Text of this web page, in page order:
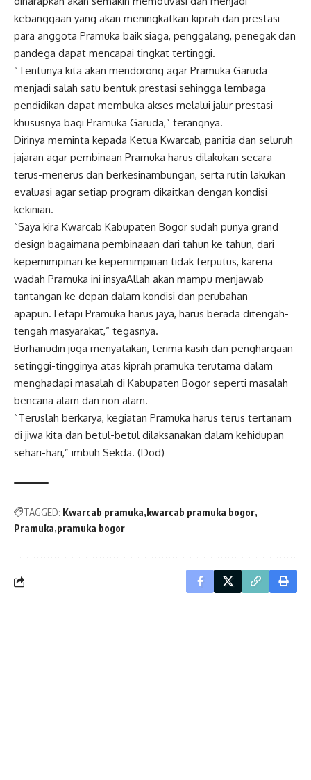
kebanggaan yang akan meningkatkan kiprah dan prestasi
para anggota Pramuka baik siaga, penggalang, penegak dan
pandega dapat mencapai tingkat tertinggi.
“Tentunya kita akan mendorong agar Pramuka Garuda
menjadi salah satu bentuk prestasi sehingga lembaga
pendidikan dapat membuka akses melalui jalur prestasi
khususnya bagi Pramuka Garuda,” terangnya.
Dirinya meminta kepada Ketua Kwarcab, panitia dan seluruh
jajaran agar pembinaan Pramuka harus dilakukan secara
terus-menerus dan berkesinambungan, serta rutin lakukan
evaluasi agar setiap program dikaitkan dengan kondisi
kekinian.
“Saya kira Kwarcab Kabupaten Bogor sudah punya grand
design bagaimana pembinaaan dari tahun ke tahun, dari
kepemimpinan ke kepemimpinan tidak terputus, karena
wadah Pramuka ini insyaAllah akan mampu menjawab
tantangan ke depan dalam kondisi dan perubahan
apapun.Tetapi Pramuka harus jaya, harus berada ditengah-
tengah masyarakat,” tegasnya.
Burhanudin juga menyatakan, terima kasih dan penghargaan
setinggi-tingginya atas kiprah pramuka terutama dalam
menghadapi masalah di Kabupaten Bogor seperti masalah
bencana alam dan non alam.
“Teruslah berkarya, kegiatan Pramuka harus terus tertanam
di jiwa kita dan betul-betul dilaksanakan dalam kehidupan
sehari-hari,” imbuh Sekda. (Dod)
TAGGED: Kwarcab pramuka kwarcab pramuka bogor
Pramuka pramuka bogor